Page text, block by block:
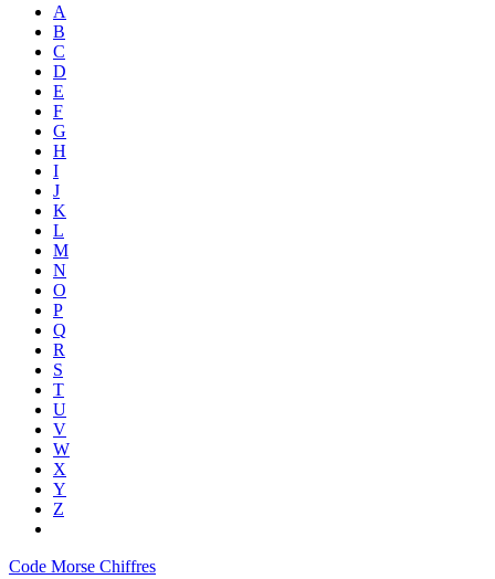
A
B
C
D
E
F
G
H
I
J
K
L
M
N
O
P
Q
R
S
T
U
V
W
X
Y
Z
Code Morse Chiffres